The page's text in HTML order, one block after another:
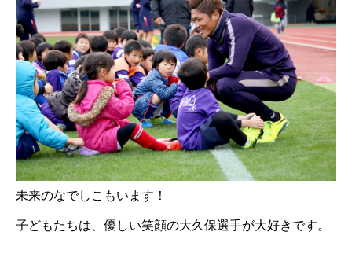
未来のなでしこもいます！
子どもたちは、優しい笑顔の大久保選手が大好きです。